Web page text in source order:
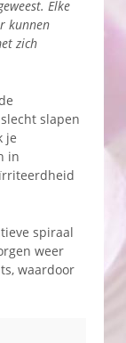
Elke
kunnen
zich
slapen
je
in
spiraal
weer
waardoor